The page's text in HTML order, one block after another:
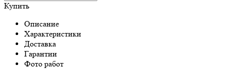
Купить
Описание
Характеристики
Доставка
Гарантии
Фото работ